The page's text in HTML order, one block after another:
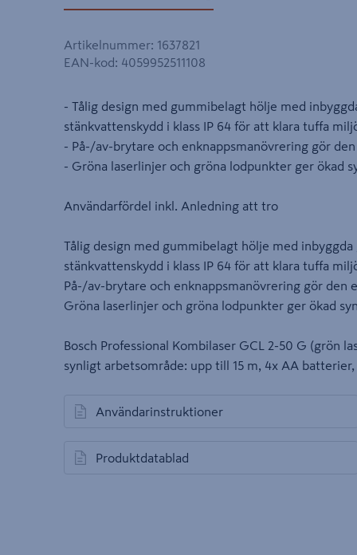
Artikelnummer: 1637821
EAN-kod: 4059952511108
- Tålig design med gummibelagt hölje med
stänkvattenskydd i klass IP 64 för att klara tuffa
- På-/av-brytare och enknappsmanövrering gör
- Gröna laserlinjer och gröna lodpunkter ger ökad
Användarfördel inkl. Anledning att tro
Tålig design med gummibelagt hölje med inbyggda
stänkvattenskydd i klass IP 64 för att klara tuffa
På-/av-brytare och enknappsmanövrering gör den
Gröna laserlinjer och gröna lodpunkter ger ökad
Bosch Professional Kombilaser GCL 2-50 G (grön
synligt arbetsområde: upp till 15 m, 4x AA
Användarinstruktioner
öppnas i en ny flik
Produktdatablad
öppnas i en ny flik